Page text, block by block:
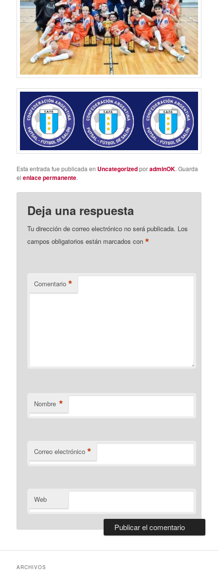
Esta entrada fue publicada en UncategorizedporadminOK. Guarda
elenlace permanente.
Deja una respuesta
Tu dirección de correo electrónico no será publicada. Los
campos obligatorios están marcados con*
Comentario *
Nombre *
Correo electrónico *
Web
ARCHIVOS